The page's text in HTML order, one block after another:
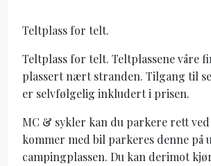
Teltplass for telt.
Teltplass for telt. Teltplassene våre
plassert nært stranden. Tilgang til
er selvfølgelig inkludert i prisen.
MC & sykler kan du parkere rett
kommer med bil parkeres denne på
campingplassen. Du kan derimot